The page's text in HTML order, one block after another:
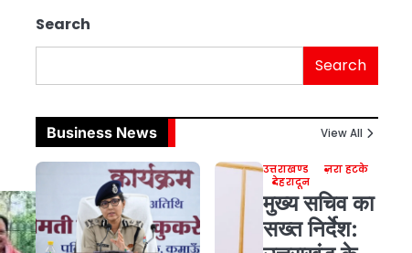
Search
Search
Business News View All
उत्तराखण्ड
ज़रा हटके
देहरादून
मुख्य सचिव का
सख्त निर्देश: